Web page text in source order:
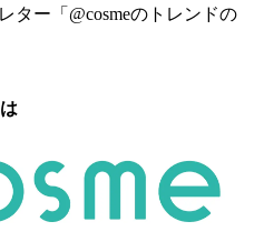
ター「@cosmeのトレンドの